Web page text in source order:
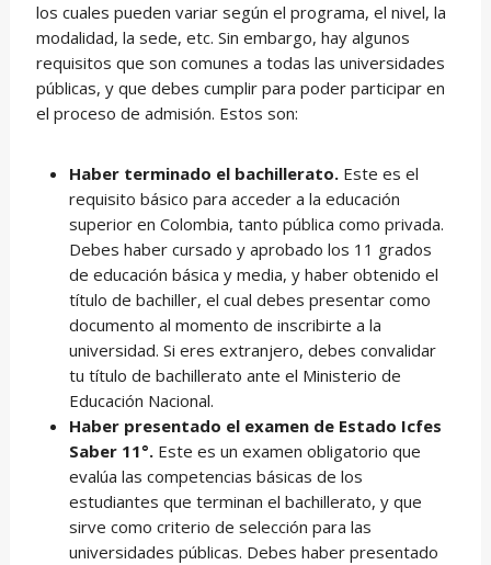
los cuales pueden variar según el programa, el nivel, la
modalidad, la sede, etc. Sin embargo, hay algunos
requisitos que son comunes a todas las universidades
públicas, y que debes cumplir para poder participar en
el proceso de admisión. Estos son:
Haber terminado el bachillerato. Este es el
requisito básico para acceder a la educación
superior en Colombia, tanto pública como privada.
Debes haber cursado y aprobado los 11 grados
de educación básica y media, y haber obtenido el
título de bachiller, el cual debes presentar como
documento al momento de inscribirte a la
universidad. Si eres extranjero, debes convalidar
tu título de bachillerato ante el Ministerio de
Educación Nacional.
Haber presentado el examen de Estado Icfes
Saber 11°. Este es un examen obligatorio que
evalúa las competencias básicas de los
estudiantes que terminan el bachillerato, y que
sirve como criterio de selección para las
universidades públicas. Debes haber presentado